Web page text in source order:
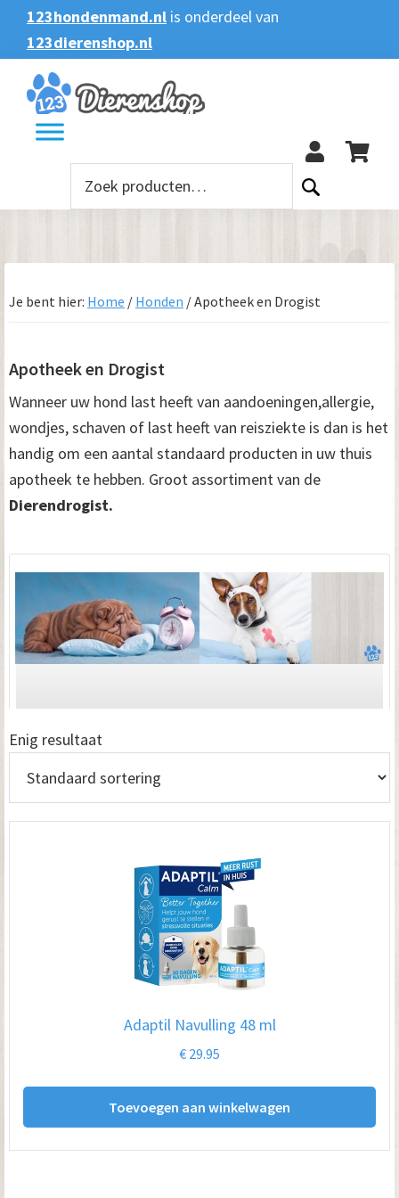
Spring
naar
de
hoofdnavigatie
Door
naar
de
hoofd
inhoud
Spring
naar
de
eerste
sidebar
Spring
naar
de
voettekst
123hondenmand.nl is onderdeel van
123dierenshop.nl
Zoeken
Zoeken
naar:
Je bent hier: Home / Honden /Apotheek en Drogist
Apotheek en Drogist
Wanneer uw hond last heeft van aandoeningen,allergie,
wondjes, schaven of last heeft van reisziekte is dan is het
handig om een aantal standaard producten in uw thuis
apotheek te hebben. Groot assortiment van de
Dierendrogist.
Enig resultaat
Adaptil Navulling 48 ml
€ 29.95
Toevoegen aan winkelwagen